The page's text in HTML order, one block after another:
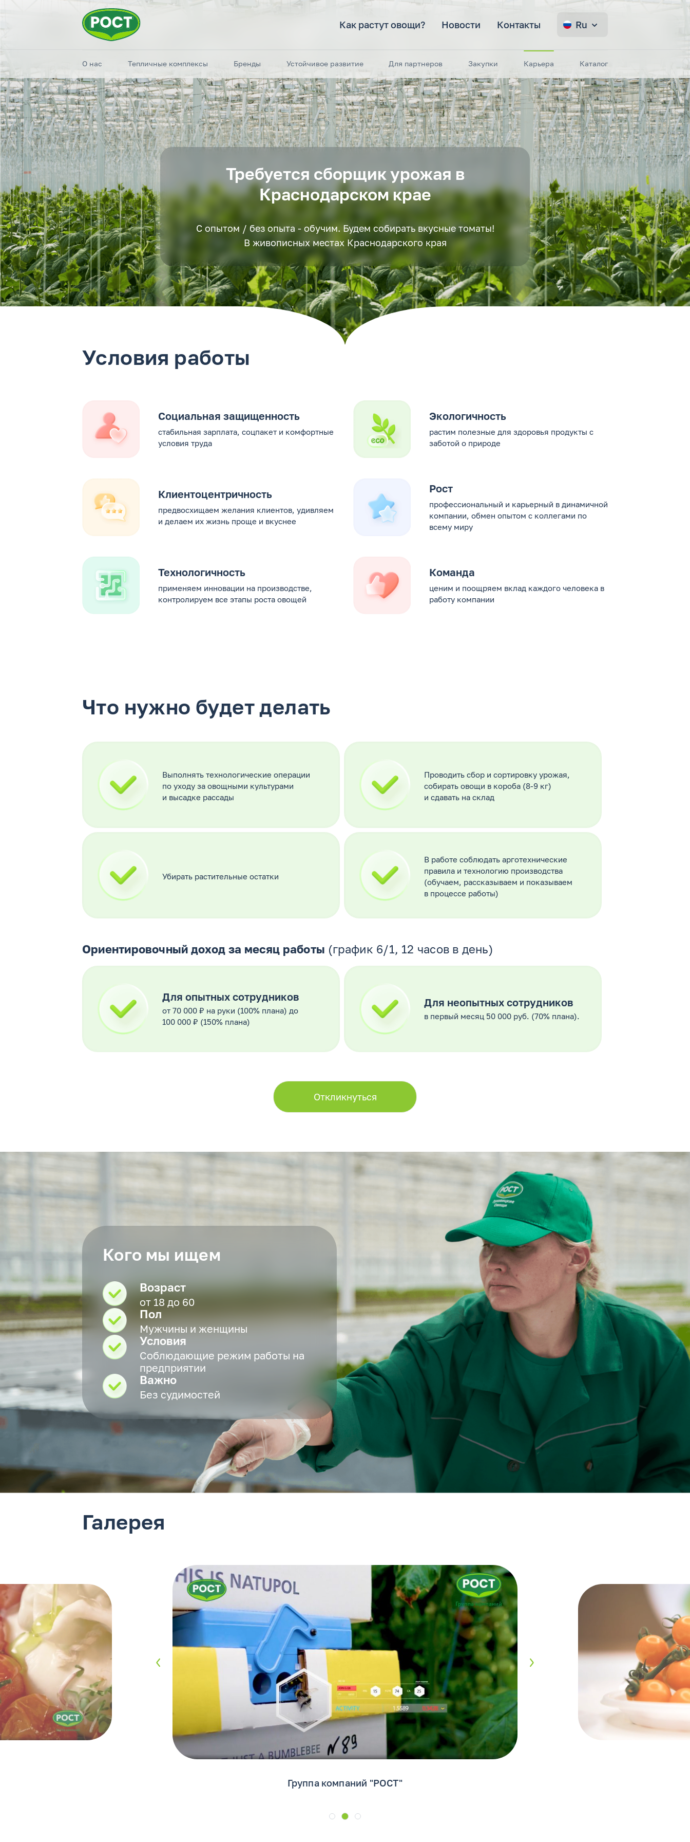
Как растут овощи? Новости Контакты Ru
О нас Тепличные комплексы Бренды Устойчивое развитие Для партнеров Закупки Карьера Каталог
Требуется сборщик урожая в
Краснодарском крае
С опытом / без опыта - обучим. Будем собирать вкусные томаты!
В живописных местах Краснодарского края
Условия работы
Социальная защищенность
стабильная зарплата, соцпакет и комфортные
условия труда
Экологичность
растим полезные для здоровья продукты с
заботой о природе
Клиентоцентричность
предвосхищаем желания клиентов, удивляем
и делаем их жизнь проще и вкуснее
Рост
профессиональный и карьерный в динамичной
компании, обмен опытом с коллегами по
всему миру
Технологичность
применяем инновации на производстве,
контролируем все этапы роста овощей
Команда
ценим и поощряем вклад каждого человека в
работу компании
Что нужно будет делать
Выполнять технологические операции
по уходу за овощными культурами
и высадке рассады
Проводить сбор и сортировку урожая,
собирать овощи в короба (8-9 кг)
и сдавать на склад
Убирать растительные остатки
В работе соблюдать арготехнические
правила и технологию производства
(обучаем, рассказываем и показываем
в процессе работы)
Ориентировочный доход за месяц работы (график 6/1, 12 часов в день)
Для опытных сотрудников
от 70 000 ₽ на руки (100% плана) до
100 000 ₽ (150% плана)
Для неопытных сотрудников
в первый месяц 50 000 руб. (70% плана).
Откликнуться
Кого мы ищем
Возраст
от 18 до 60
Пол
Мужчины и женщины
Условия
Соблюдающие режим работы на
предприятии
Важно
Без судимостей
Галерея
Группа компаний "РОСТ"